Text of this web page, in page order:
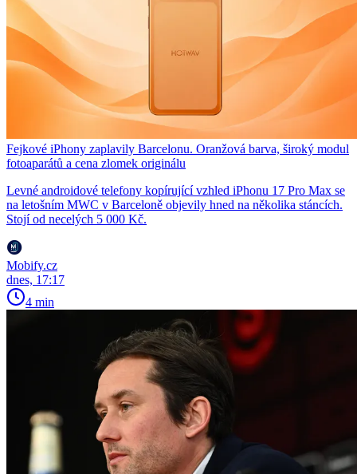
Fejkové iPhony zaplavily Barcelonu. Oranžová barva, široký modul
fotoaparátů a cena zlomek originálu
Levné androidové telefony kopírující vzhled iPhonu 17 Pro Max se
na letošním MWC v Barceloně objevily hned na několika stáncích.
Stojí od necelých 5 000 Kč.
Mobify.cz
dnes, 17:17
4 min